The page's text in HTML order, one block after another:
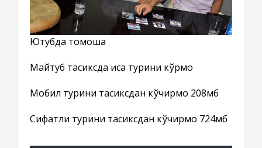
Ютубда томоша
Майтуб тасиксда қисқа турини кўрмоқ
Мобил турини тасиксдан кўчирмоқ 208мб
Сифатли турини тасиксдан кўчирмоқ 724мб